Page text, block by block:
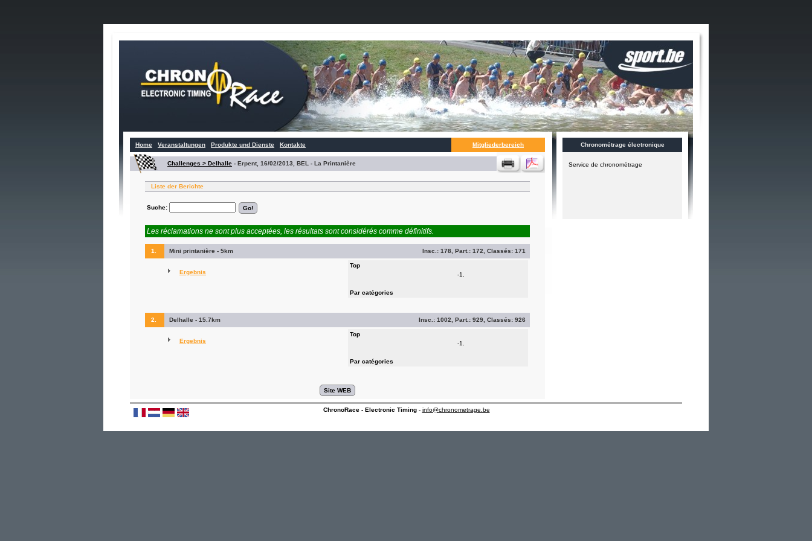
Home Veranstaltungen Produkte und Dienste Kontakte Mitgliederbereich
Challenges > Delhalle - Erpent, 16/02/2013, BEL - La Printanière
Liste der Berichte
Suche:
Les réclamations ne sont plus acceptées, les résultats sont considérés comme définitifs.
1. Mini printanière - 5km Insc.: 178 , Part.: 172 , Classés: 171
Ergebnis
Top
-1.
Par catégories
2. Delhalle - 15.7km Insc.: 1002 , Part.: 929 , Classés: 926
Ergebnis
Top
-1.
Par catégories
Chronométrage électronique
Service de chronométrage
ChronoRace - Electronic Timing- info@chronometrage.be